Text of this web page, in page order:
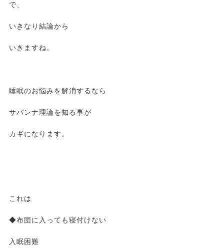
で、
いきなり結論から
いきますね。
睡眠のお悩みを解消するなら
サバンナ理論を知る事が
カギになります。
これは
◆布団に入っても寝付けない
入眠困難